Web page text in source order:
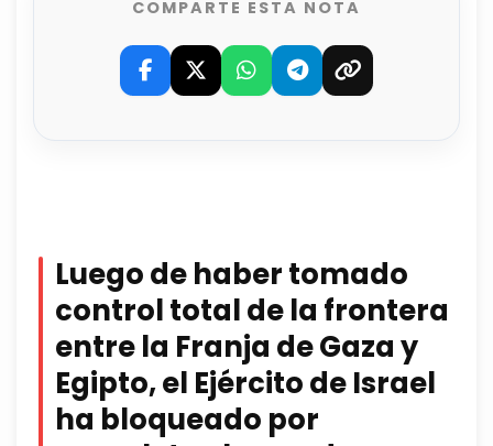
COMPARTE ESTA NOTA
Luego de haber tomado
control total de la frontera
entre la Franja de Gaza y
Egipto, el Ejército de Israel
ha bloqueado por